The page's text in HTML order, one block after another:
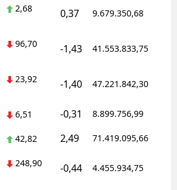
Kahramanmaraş
Nevşehir
Niğde
Ordu
2,68 0,37 9.679.350,68
96,70 -1,43 41.553.833,75
23,92 -1,40 47.221.842,30
6,51 -0,31 8.899.756,99
42,82 2,49 71.419.095,66
248,90 -0,44 4.455.934,75